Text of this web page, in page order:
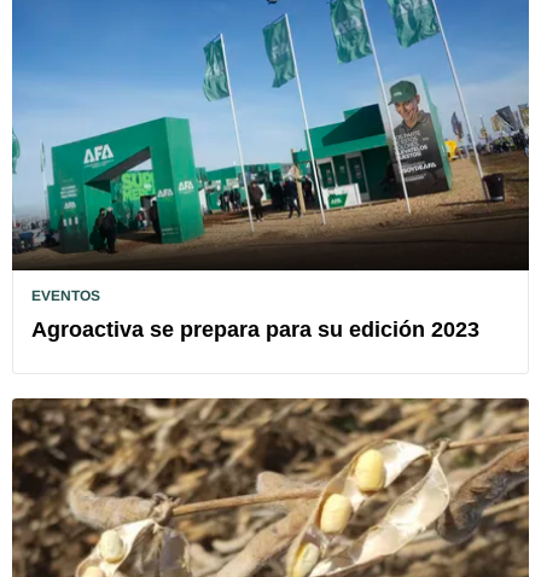
EVENTOS
Agroactiva se prepara para su edición 2023